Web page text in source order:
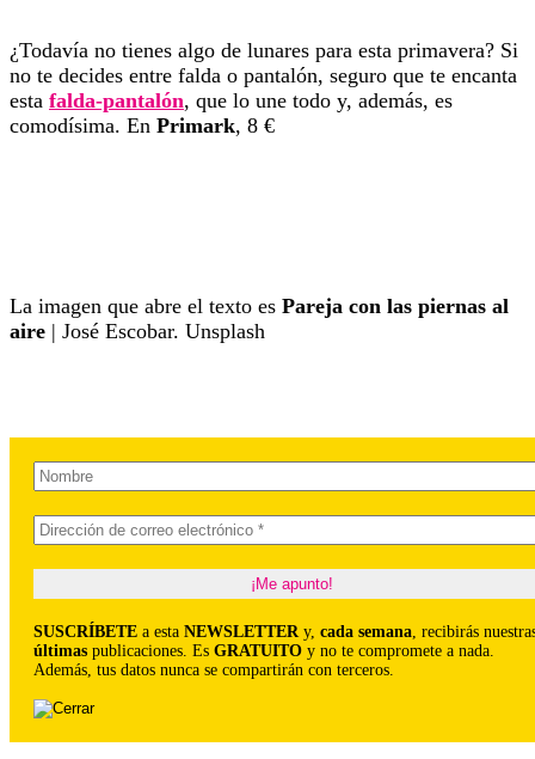
¿Todavía no tienes algo de lunares para esta primavera? Si
no te decides entre falda o pantalón, seguro que te encanta
esta falda-pantalón, que lo une todo y, además, es
comodísima. En Primark, 8 €
La imagen que abre el texto es Pareja con las piernas al
aire | José Escobar. Unsplash
SUSCRÍBETE a esta NEWSLETTER y, cada semana , recibirás
últimas publicaciones. Es GRATUITO y no te compromete a nada.
Además, tus datos nunca se compartirán con terceros.